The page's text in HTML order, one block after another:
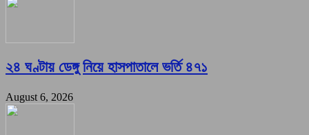
২৪ ঘণ্টায় ডেঙ্গু নিয়ে হাসপাতালে ভর্তি ৪৭১
August 6, 2026